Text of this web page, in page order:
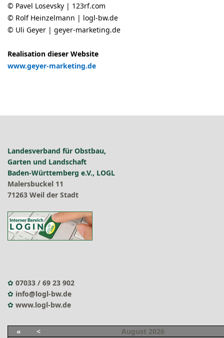
© Pavel Losevsky | 123rf.com
© Rolf Heinzelmann | logl-bw.de
© Uli Geyer | geyer-marketing.de
Realisation dieser Website
www.geyer-marketing.de
Landesverband für Obstbau,
Garten und Landschaft
Baden-Württemberg e.V., LOGL
Malersbuckel 11
71263 Weil der Stadt
✿ 07033 / 69 23 902
✿ info@logl-bw.de
✿ www.logl-bw.de
« < August 2026